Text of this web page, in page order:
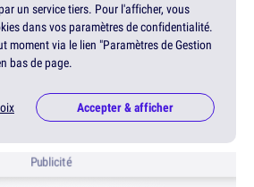
un service tiers. Pour l'afficher, vous
dans vos paramètres de confidentialité.
moment via le lien "Paramètres de Gestion
bas de page.
Accepter & afficher
Publicité